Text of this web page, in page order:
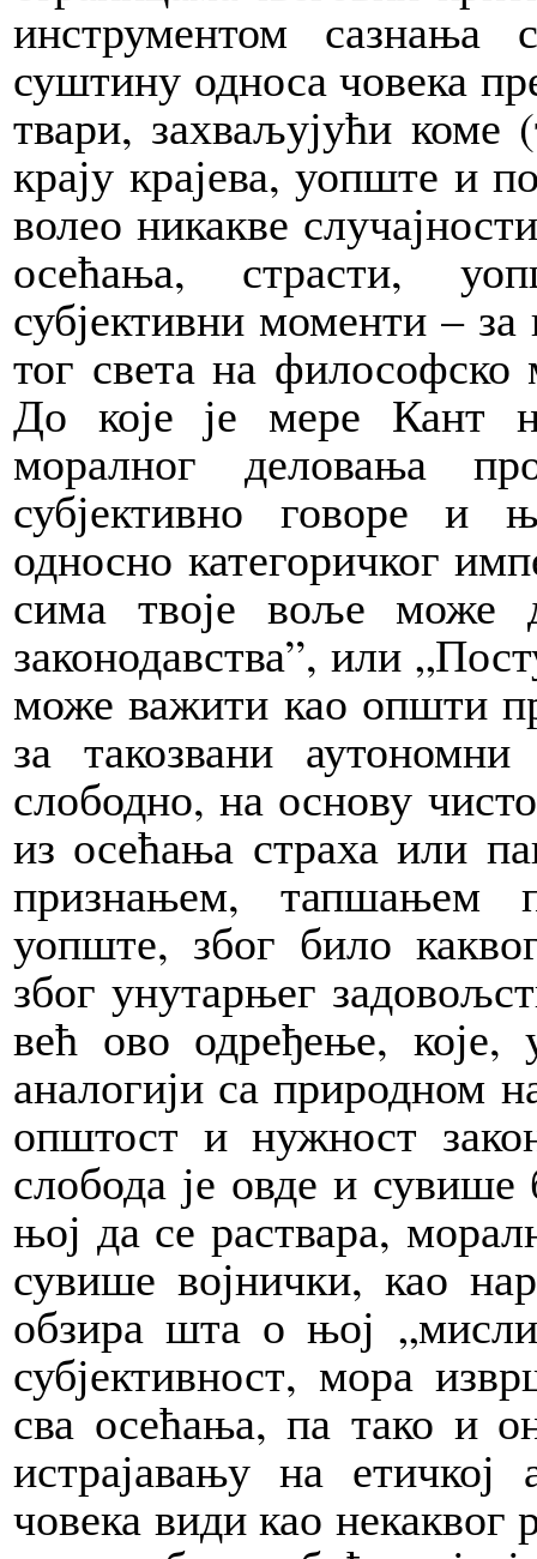
инструментом сазнања
суштину односа човека
твари, захваљујући коме
крају крајева, уопште и
волео никакве
осећања, страсти,
субјективни моменти –
тог света на
До које је мере Кант
моралног деловања
субјективно говоре и
односно категоричког
сима твоје воље може
законодавства”, или
може важити као општи
за такозвани
слободно, на основу
из осећања страха или
признањем, тапшањем
уопште, због било
због унутарњег
већ ово одређење,
аналогији са природном
општост и нужност
слобода је овде и
њој да се раствара,
сувише војнички, као
обзира шта о њој
субјективност, мора
сва осећања, па тако и
истрајавању на
човека види као